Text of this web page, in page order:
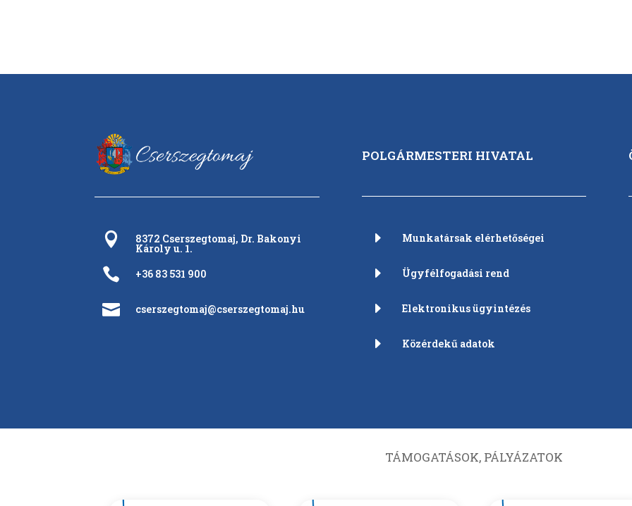
 8372 Cserszegtomaj, Dr. Bakonyi
Károly u. 1.
 +36 83 531 900
 cserszegtomaj@cserszegtomaj.hu
POLGÁRMESTERI HIVATAL
E Munkatársak elérhetőségei
E Ügyfélfogadási rend
E Elektronikus ügyintézés
E Közérdekű adatok
TÁMOGATÁSOK, PÁLYÁZATOK